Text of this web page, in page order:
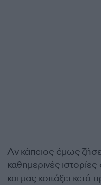
Αν κάποιος όμως
καθημερινές
και μας κοιτάξει